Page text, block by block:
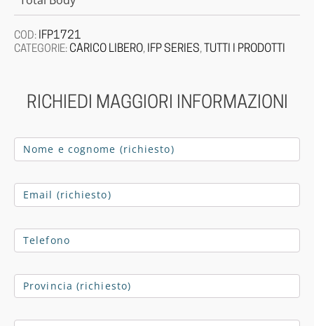
COD: IFP1721
CATEGORIE: CARICO LIBERO, IFP SERIES, TUTTI I PRODOTTI
RICHIEDI MAGGIORI INFORMAZIONI